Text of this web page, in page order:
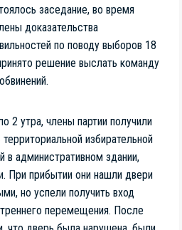
заседание, во время
доказательства
по поводу выборов 18
решение выслать команду
2 утра, члены партии получили
избирательной
в административном здании,
При прибытии они нашли двери
но успели получить вход
перемещения. После